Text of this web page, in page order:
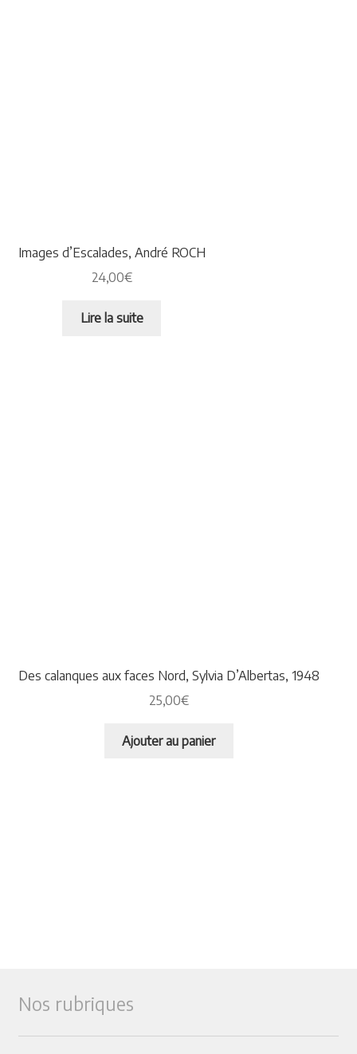
Images d’Escalades, André ROCH
24,00€
Lire la suite
Des calanques aux faces Nord, Sylvia D’Albertas, 1948
25,00€
Ajouter au panier
Nos rubriques